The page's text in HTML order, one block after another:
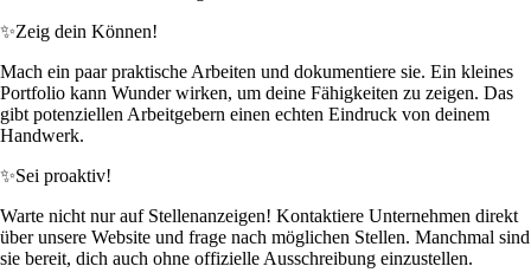
✨Zeig dein Können!
Mach ein paar praktische Arbeiten und dokumentiere sie. Ein kleines
Portfolio kann Wunder wirken, um deine Fähigkeiten zu zeigen. Das
gibt potenziellen Arbeitgebern einen echten Eindruck von deinem
Handwerk.
✨Sei proaktiv!
Warte nicht nur auf Stellenanzeigen! Kontaktiere Unternehmen direkt
über unsere Website und frage nach möglichen Stellen. Manchmal sind
sie bereit, dich auch ohne offizielle Ausschreibung einzustellen.